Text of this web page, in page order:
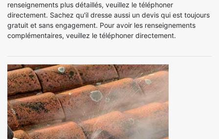
renseignements plus détaillés, veuillez le téléphoner
directement. Sachez qu'il dresse aussi un devis qui est toujours
gratuit et sans engagement. Pour avoir les renseignements
complémentaires, veuillez le téléphoner directement.